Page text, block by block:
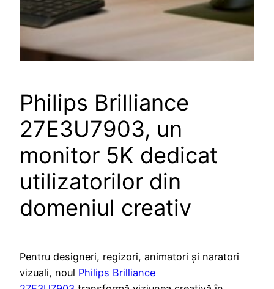
Philips Brilliance
27E3U7903, un
monitor 5K dedicat
utilizatorilor din
domeniul creativ
Pentru designeri, regizori, animatori și naratori
vizuali, noul Philips Brilliance